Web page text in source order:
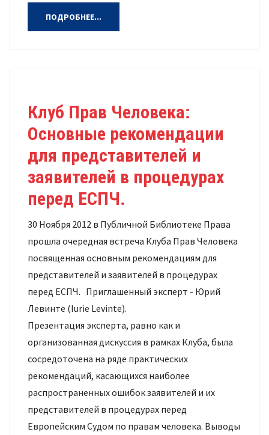
ПОДРОБНЕЕ...
Клуб Прав Человека:
Основные рекомендации
для представителей и
заявителей в процедурах
перед ЕСПЧ.
30 Ноября 2012 в Публичной Библиотеке Права
прошла очередная встреча Клуба Прав Человека
посвященная основным рекомендациям для
представителей и заявителей в процедурах
перед ЕСПЧ. Приглашенный эксперт - Юрий
Левинте (Iurie Levinte).
Презентация эксперта, равно как и
организованная дискуссия в рамках Клуба, была
сосредоточена на ряде практических
рекомендаций, касающихся наиболее
распространенных ошибок заявителей и их
представителей в процедурах перед
Европейским Судом по правам человека. Выводы